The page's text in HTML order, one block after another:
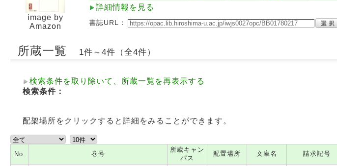
image by
Amazon
詳細情報を見る
書誌URL：
所蔵一覧 1件～4件（全4件）
検索条件を取り除いて、所蔵一覧を再表示する
検索条件：
配架場所をクリックすると詳細をみることができます。
No. 巻号
所蔵キャン
パス
配置場所 文庫名 請求記号